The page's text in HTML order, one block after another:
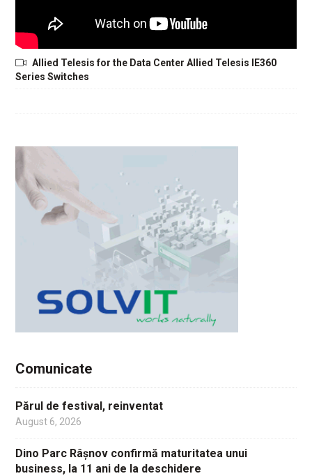
Allied Telesis for the Data Center Allied Telesis IE360
Series Switches
Comunicate
Părul de festival, reinventat
August 6, 2026
Dino Parc Râșnov confirmă maturitatea unui
business, la 11 ani de la deschidere